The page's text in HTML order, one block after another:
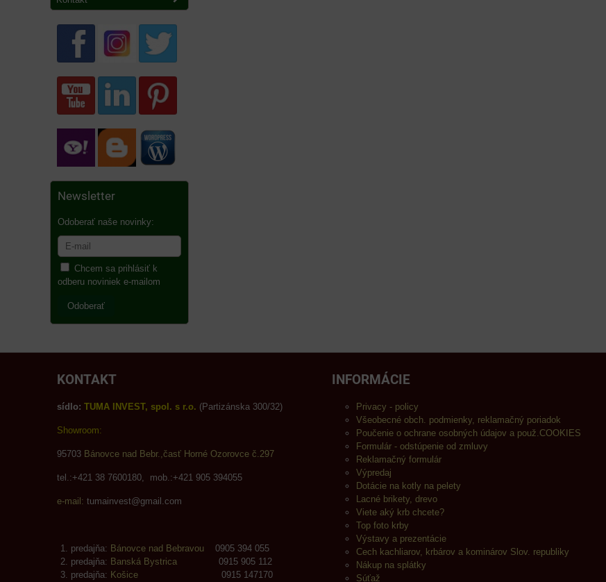
Newsletter
Odoberať naše novinky:
Chcem sa prihlásiť k
odberu noviniek e-mailom
Odoberať
KONTAKT
sídlo: TUMA INVEST, spol. s r.o. (Partizánska 300/32)
Showroom:
95703 Bánovce nad Bebr.,časť Horné Ozorovce č.297
tel.:+421 38 7600180, mob.:+421 905 394055
e-mail: tumainvest@gmail.com
predajňa: Bánovce nad Bebravou 0905 394 055
predajňa: Banská Bystrica 0915 905 112
predajňa: Košice 0915 147170
INFORMÁCIE
Privacy - policy
Všeobecné obch. podmienky, reklamačný poriadok
Poučenie o ochrane osobných údajov a použ.COOKIES
Formulár - odstúpenie od zmluvy
Reklamačný formulár
Výpredaj
Dotácie na kotly na pelety
Lacné brikety, drevo
Viete aký krb chcete?
Top foto krby
Výstavy a prezentácie
Cech kachliarov, krbárov a kominárov Slov. republiky
Nákup na splátky
Súťaž